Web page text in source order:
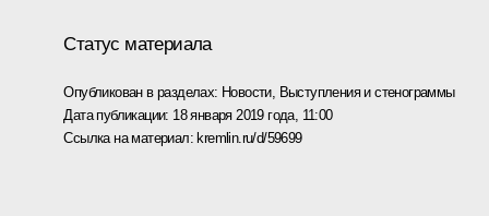
Статус материала
Опубликован в разделах: Новости, Выступления и стенограммы
Дата публикации: 18 января 2019 года, 11:00
Ссылка на материал: kremlin.ru/d/59699